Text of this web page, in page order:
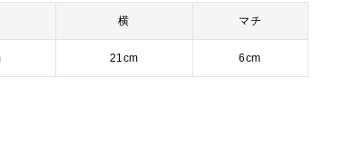
横 マチ
21cm 6cm